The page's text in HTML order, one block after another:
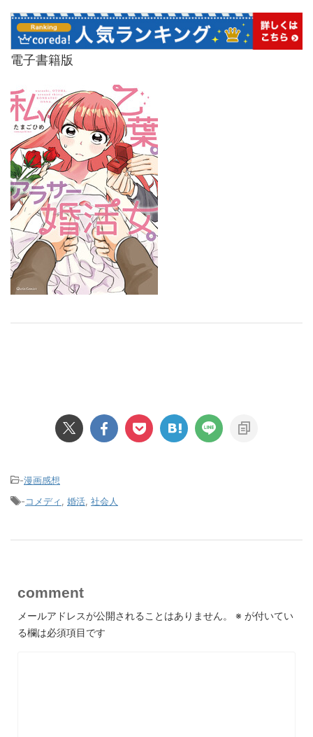
電子書籍版
-漫画感想
-コメディ 婚活 社会人
comment
メールアドレスが公開されることはありません。 ※ が付いてい
る欄は必須項目です